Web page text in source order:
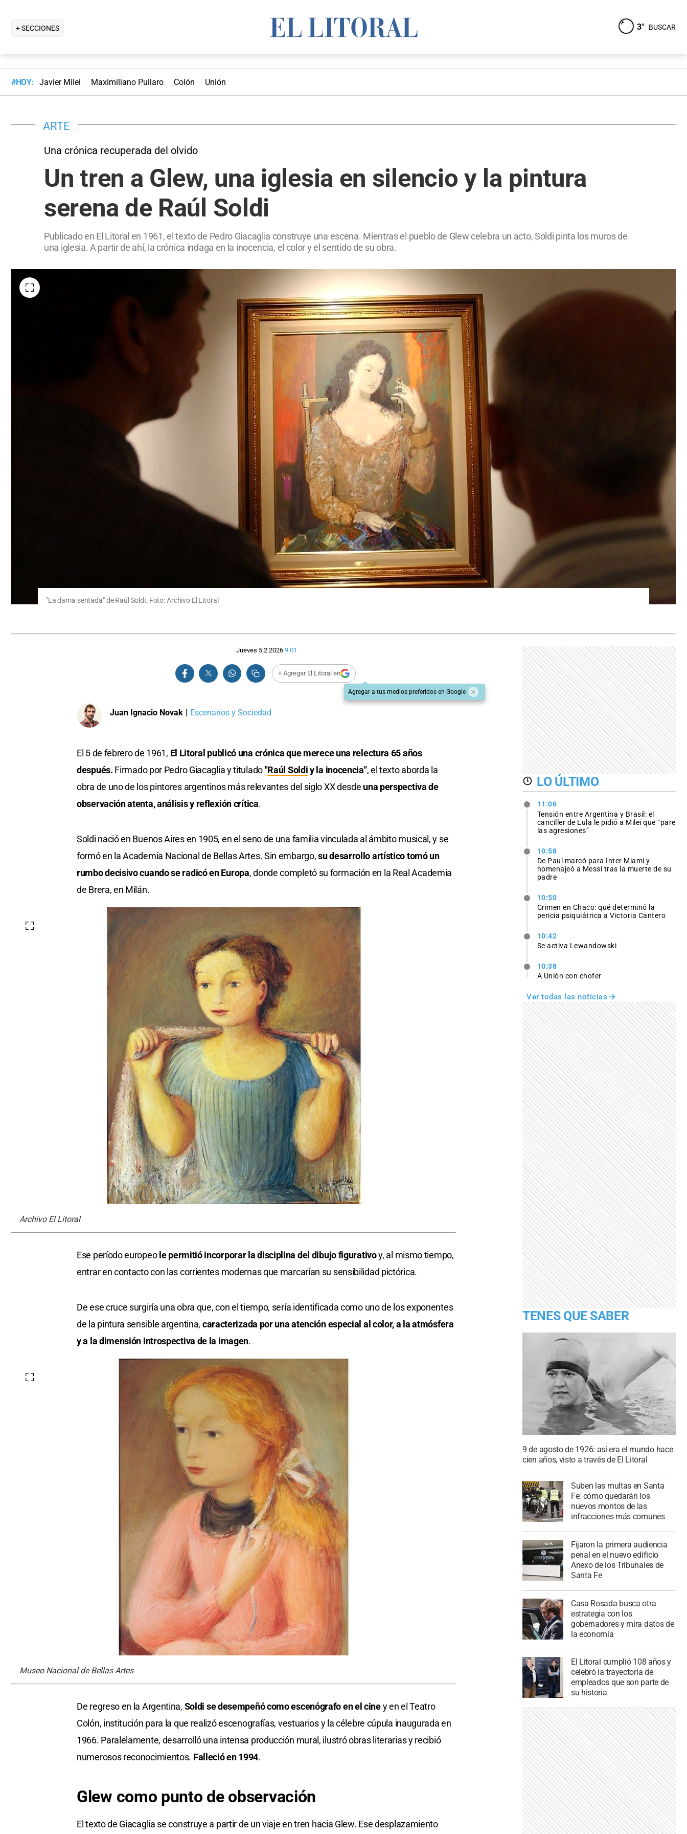
+ SECCIONES 3° BUSCAR
#HOY: Javier Milei Maximiliano Pullaro Colón Unión
ARTE
Una crónica recuperada del olvido
Un tren a Glew, una iglesia en silencio y la pintura
serena de Raúl Soldi
Publicado en El Litoral en 1961, el texto de Pedro Giacaglia construye una escena. Mientras el pueblo de Glew celebra un acto, Soldi pinta los muros de
una iglesia. A partir de ahí, la crónica indaga en la inocencia, el color y el sentido de su obra.
"La dama sentada" de Raúl Soldi. Foto: Archivo El Litoral
Jueves 5.2.2026 9:01
+ Agregar El Litoral en
Agregar a tus medios preferidos en Google
Juan Ignacio Novak | Escenarios y Sociedad
El 5 de febrero de 1961, El Litoral publicó una crónica que merece una relectura 65 años
después. Firmado por Pedro Giacaglia y titulado"Raúl Soldiy la inocencia", el texto aborda la
obra de uno de los pintores argentinos más relevantes del siglo XX desde una perspectiva de
observación atenta, análisis y reflexión crítica.
Soldi nació en Buenos Aires en 1905, en el seno de una familia vinculada al ámbito musical, y se
formó en la Academia Nacional de Bellas Artes. Sin embargo,su desarrollo artístico tomó un
rumbo decisivo cuando se radicó en Europa, donde completó su formación en la Real Academia
de Brera, en Milán.
Archivo El Litoral
Ese período europeo le permitió incorporar la disciplina del dibujo figurativoy, al mismo tiempo,
entrar en contacto con las corrientes modernas que marcarían su sensibilidad pictórica.
De ese cruce surgiría una obra que, con el tiempo, sería identificada como uno de los exponentes
de la pintura sensible argentina, caracterizada por una atención especial al color, a la atmósfera
y a la dimensión introspectiva de la imagen.
Museo Nacional de Bellas Artes
De regreso en la Argentina, Soldi se desempeñó como escenógrafo en el ciney en el Teatro
Colón, institución para la que realizó escenografías, vestuarios y la célebre cúpula inaugurada en
1966. Paralelamente, desarrolló una intensa producción mural, ilustró obras literarias y recibió
numerosos reconocimientos. Falleció en 1994.
Glew como punto de observación
El texto de Giacaglia se construye a partir de un viaje en tren hacia Glew. Ese desplazamiento
LO ÚLTIMO
11:06
Tensión entre Argentina y Brasil: el
canciller de Lula le pidió a Milei que “pare
las agresiones”
10:58
De Paul marcó para Inter Miami y
homenajeó a Messi tras la muerte de su
padre
10:50
Crimen en Chaco: qué determinó la
pericia psiquiátrica a Victoria Cantero
10:42
Se activa Lewandowski
10:38
A Unión con chofer
Ver todas las noticias
TENES QUE SABER
9 de agosto de 1926: así era el mundo hace
cien años, visto a través de El Litoral
Suben las multas en Santa
Fe: cómo quedarán los
nuevos montos de las
infracciones más comunes
Fijaron la primera audiencia
penal en el nuevo edificio
Anexo de los Tribunales de
Santa Fe
Casa Rosada busca otra
estrategia con los
gobernadores y mira datos de
la economía
El Litoral cumplió 108 años y
celebró la trayectoria de
empleados que son parte de
su historia